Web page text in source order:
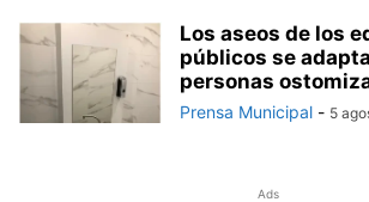
Los aseos de los
públicos se
personas
Prensa Municipal - 5
Ads